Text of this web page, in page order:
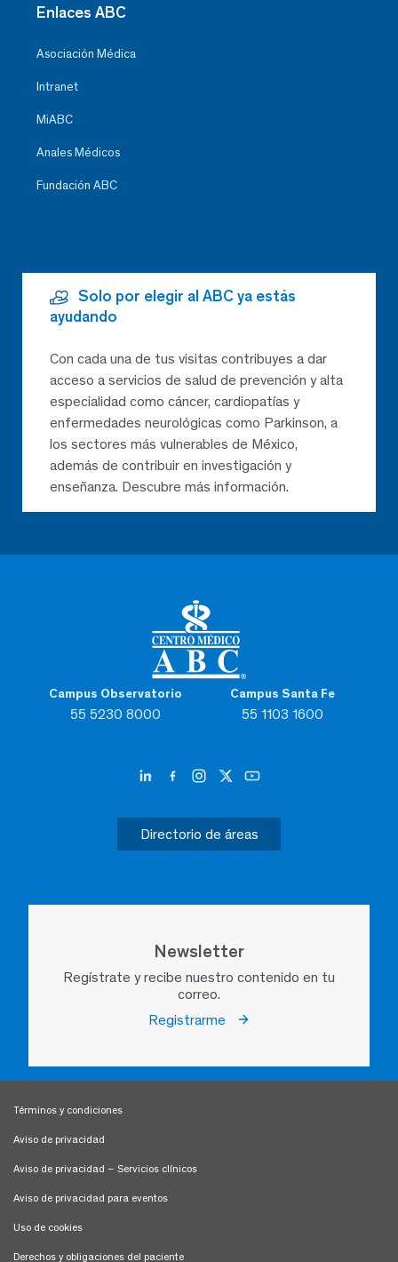
Campus Observatorio
55 5230 8000
Campus Santa Fe
55 1103 1600
Directorio de áreas
Newsletter
Regístrate y recibe nuestro contenido en tu
correo.
Registrarme
Enlaces ABC
Asociación Médica
Intranet
MiABC
Anales Médicos
Fundación ABC
Solo por elegir al ABC ya estás
ayudando
Con cada una de tus visitas contribuyes a dar
acceso a servicios de salud de prevención y alta
especialidad como cáncer, cardiopatías y
enfermedades neurológicas como Parkinson, a
los sectores más vulnerables de México,
además de contribuir en investigación y
enseñanza. Descubre más información.
Términos y condiciones
Aviso de privacidad
Aviso de privacidad – Servicios clínicos
Aviso de privacidad para eventos
Uso de cookies
Derechos y obligaciones del paciente